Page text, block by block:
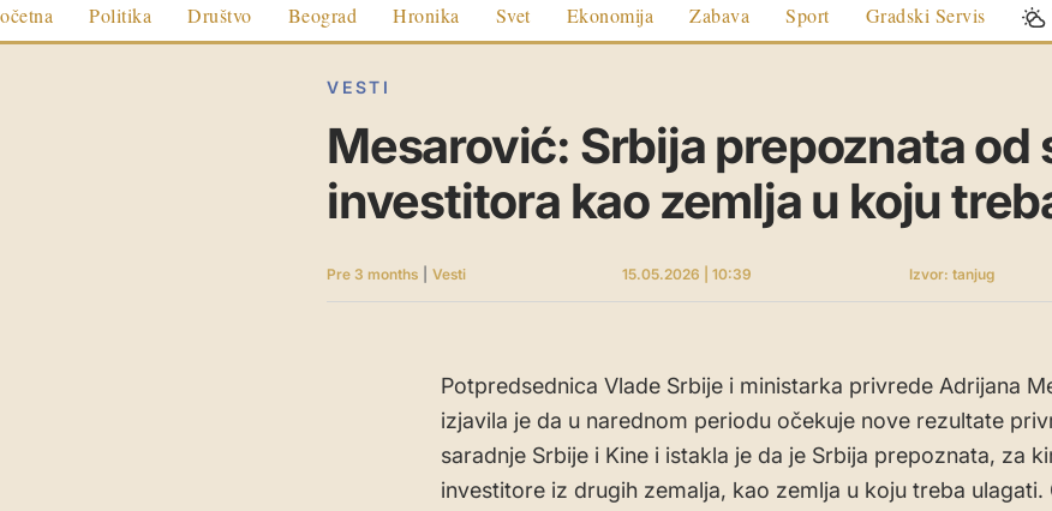
Politika Društvo Beograd Hronika Svet Ekonomija Zabava Sport Gradski Servis
VESTI
Mesarović: Srbija prepoznata od
investitora kao zemlja u koju
Pre 3 months Vesti 15.05.2026 | 10:39 Izvor: tanjug
Potpredsednica Vlade Srbije i ministarka privrede Adrijana
izjavila je da u narednom periodu očekuje nove rezultate
saradnje Srbije i Kine i istakla je da je Srbija prepoznata, za
investitore iz drugih zemalja, kao zemlja u koju treba ulagati.